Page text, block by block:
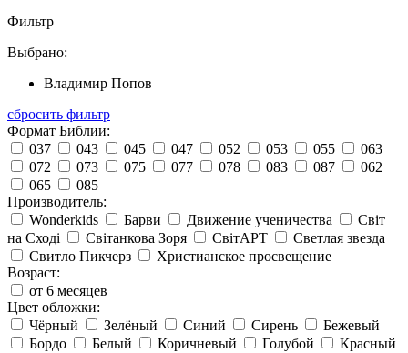
Фильтр
Выбрано:
Владимир Попов
сбросить фильтр
Формат Библии:
037
043 045 047 052 053 055
063
072
073 075 077 078 083 087
062
065
085
Производитель:
Wonderkids
Барви Движение ученичества
Світ
на Сході
Світанкова Зоря СвітАРТ
Светлая звезда
Свитло Пикчерз
Христианское просвещение
Возраст:
от 6 месяцев
Цвет обложки:
Чёрный
Зелёный Синий Сирень
Бежевый
Бордо
Белый Коричневый Голубой
Красный